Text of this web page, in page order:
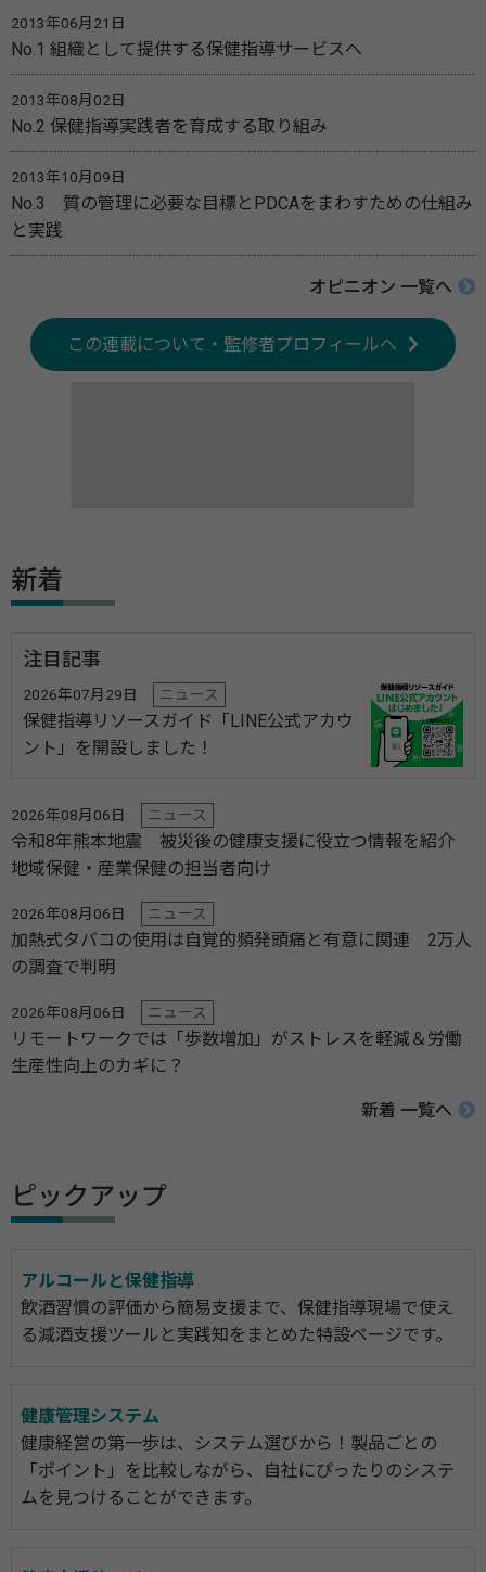
2013年06月21日
No.1 組織として提供する保健指導サービスへ
2013年08月02日
No.2 保健指導実践者を育成する取り組み
2013年10月09日
No.3 質の管理に必要な目標とPDCAをまわすための仕組み
と実践
オピニオン 一覧へ
この連載について・監修者プロフィールへ
新着
注目記事
2026年07月29日 ニュース
保健指導リソースガイド「LINE公式アカウ
ント」を開設しました！
2026年08月06日 ニュース
令和8年熊本地震 被災後の健康支援に役立つ情報を紹介
地域保健・産業保健の担当者向け
2026年08月06日 ニュース
加熱式タバコの使用は自覚的頻発頭痛と有意に関連 2万人
の調査で判明
2026年08月06日 ニュース
リモートワークでは「歩数増加」がストレスを軽減＆労働
生産性向上のカギに？
新着 一覧へ
ピックアップ
アルコールと保健指導
飲酒習慣の評価から簡易支援まで、保健指導現場で使え
る減酒支援ツールと実践知をまとめた特設ページです。
健康管理システム
健康経営の第一歩は、システム選びから！製品ごとの
「ポイント」を比較しながら、自社にぴったりのシステ
ムを見つけることができます。